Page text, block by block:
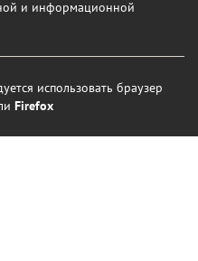
и информационной
использовать браузер
Firefox